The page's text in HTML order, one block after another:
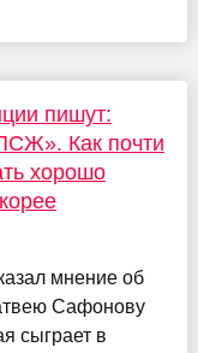
пишут:
Как почти
хорошо
мнение об
Сафонову
сыграет в